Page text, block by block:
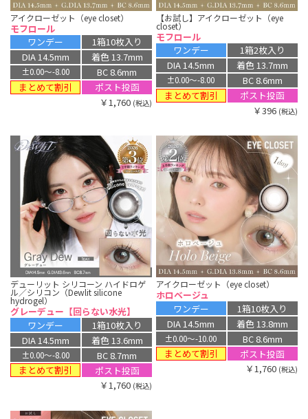
アイクローゼット（eye closet）
モフロール
ワンデー
1箱10枚入り
DIA 14.5mm
着色 13.7mm
±0.00〜-8.00
BC 8.6mm
まとめて割引
ポスト投函
￥1,760 (税込)
【お試し】アイクローゼット（eye
closet）
モフロール
ワンデー
1箱2枚入り
DIA 14.5mm
着色 13.7mm
±0.00〜-8.00
BC 8.6mm
まとめて割引
ポスト投函
￥396 (税込)
デューリット シリコーン ハイドロゲ
ル／シリコン（Dewlit silicone
hydrogel）
グレーデュー【回らない水光】
ワンデー
1箱10枚入り
DIA 14.5mm
着色 13.6mm
±0.00〜-8.00
BC 8.7mm
まとめて割引
ポスト投函
￥1,760 (税込)
アイクローゼット（eye closet）
ホロベージュ
ワンデー
1箱10枚入り
DIA 14.5mm
着色 13.8mm
±0.00〜-10.00
BC 8.6mm
まとめて割引
ポスト投函
￥1,760 (税込)